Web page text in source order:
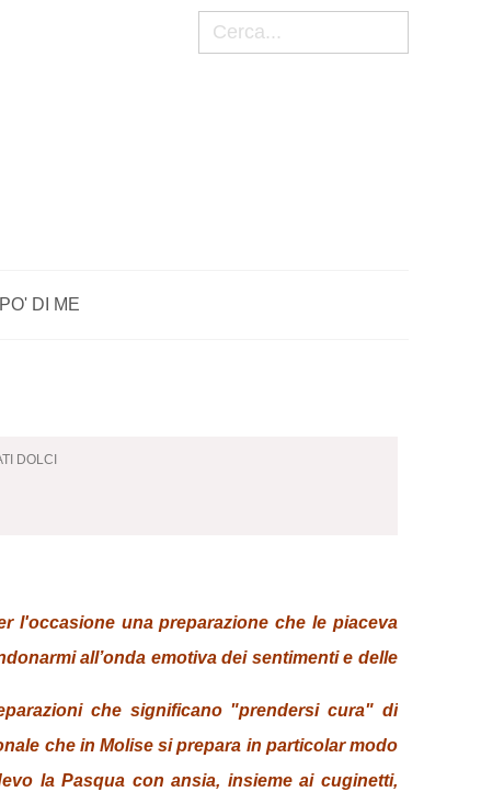
DI ME
DOLCI
l'occasione una preparazione che le piaceva
all’onda emotiva dei sentimenti e delle
che significano "prendersi cura" di
che in Molise si prepara in particolar modo
la Pasqua con ansia, insieme ai cuginetti,